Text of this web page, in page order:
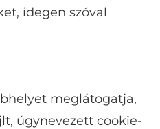
idegen szóval
meglátogatja,
úgynevezett cookie-